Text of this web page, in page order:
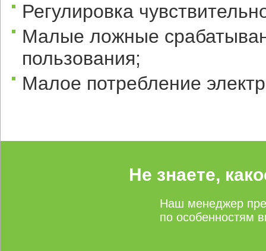
Регулировка
Малые ложные
пользования;
Малое потребление
Не знаете,
Наш менеджер
по особенностям